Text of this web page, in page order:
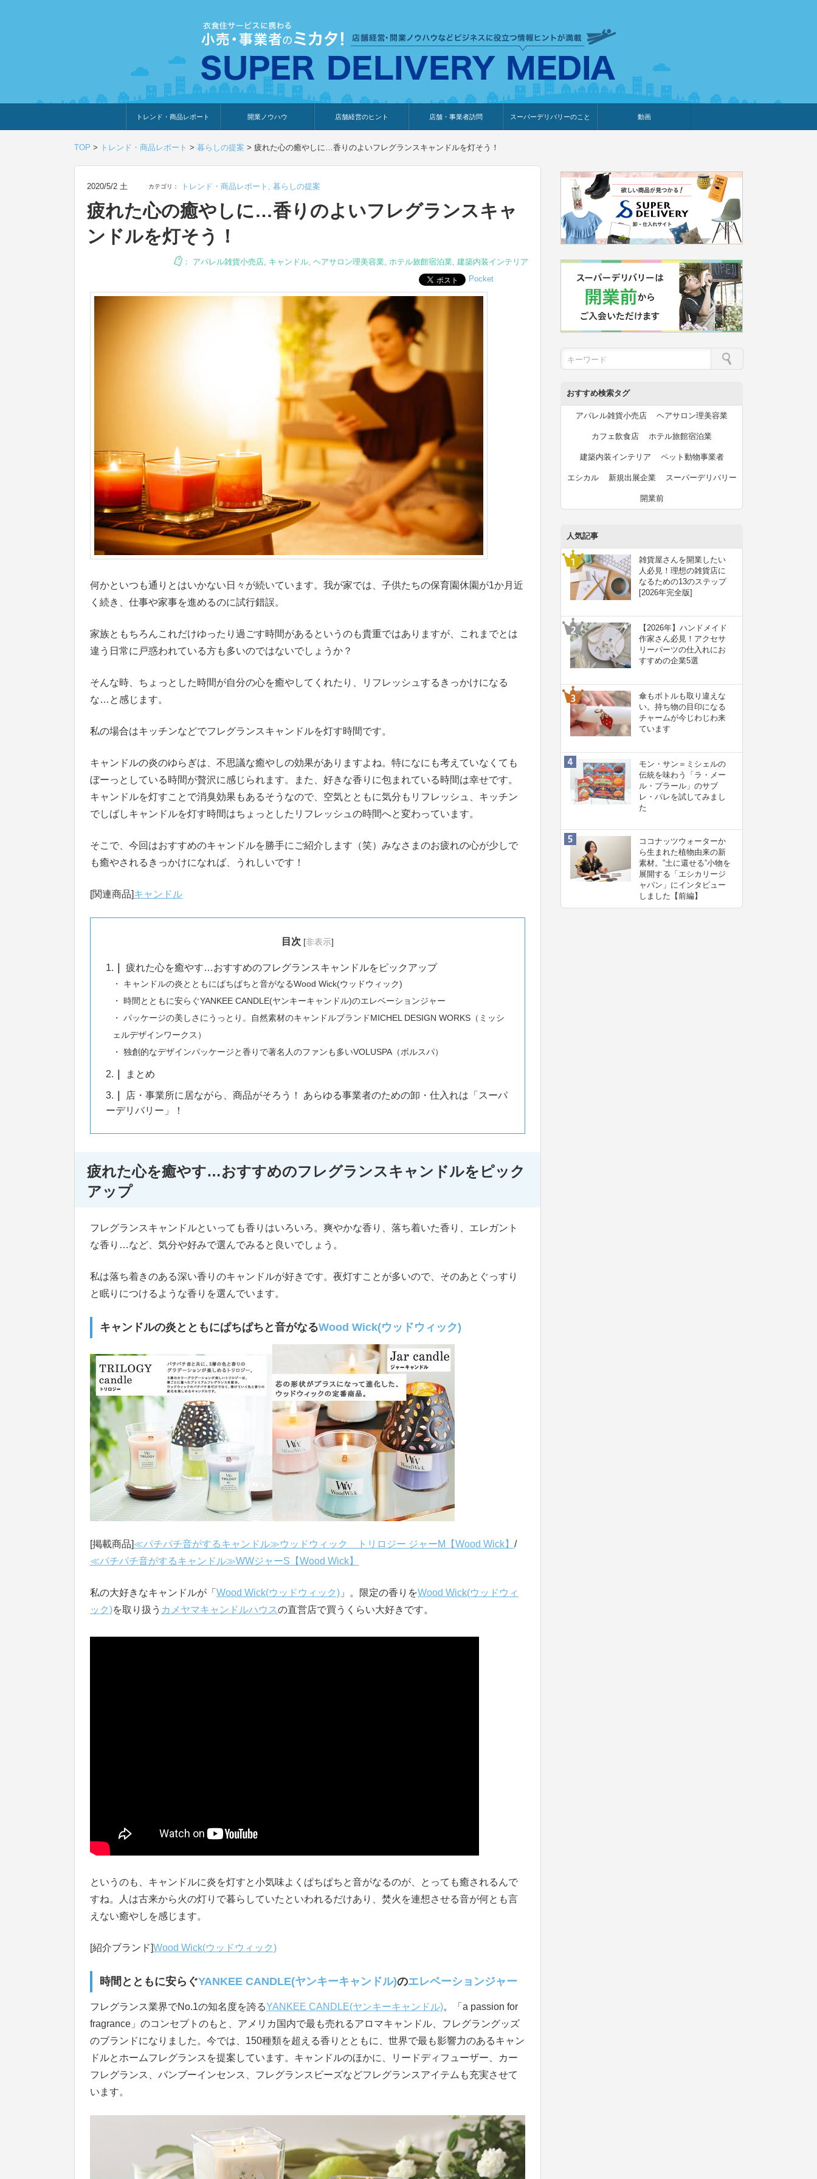
トレンド・商品レポート
トレンド・特集
人気ランキング
出展企業のおすすめ
商品体験・レビュー
暮らしの提案
開業ノウハウ
開業までの道のり
開業知識・情報
店舗経営のヒント
ウェブ集客・販売促進
仕入れ
展示会情報
接客・販売
知識情報
販促カレンダー
集客・販売促進
店舗・事業者訪問
アパレル店
カフェ・飲食店
ペットサロン
メーカー
他の業種
美容サロン
薬局
観光・ホテル旅館宿泊業
雑貨店
食料品店
スーパーデリバリーのこと 動画
TOP > トレンド・商品レポート > 暮らしの提案 > 疲れた心の癒やしに…香りのよいフレグランスキャンドルを灯そう！
2020/5/2 土 カテゴリ： トレンド・商品レポート , 暮らしの提案
疲れた心の癒やしに…香りのよいフレグランスキャ
ンドルを灯そう！
： アパレル雑貨小売店, キャンドル, ヘアサロン理美容業, ホテル旅館宿泊業, 建築内装インテリア
Pocket
何かといつも通りとはいかない日々が続いています。我が家では、子供たちの保育園休園が1か月近
く続き、仕事や家事を進めるのに試行錯誤。
家族ともちろんこれだけゆったり過ごす時間があるというのも貴重ではありますが、これまでとは
違う日常に戸惑われている方も多いのではないでしょうか？
そんな時、ちょっとした時間が自分の心を癒やしてくれたり、リフレッシュするきっかけになる
な…と感じます。
私の場合はキッチンなどでフレグランスキャンドルを灯す時間です。
キャンドルの炎のゆらぎは、不思議な癒やしの効果がありますよね。特になにも考えていなくても
ぼーっとしている時間が贅沢に感じられます。また、好きな香りに包まれている時間は幸せです。
キャンドルを灯すことで消臭効果もあるそうなので、空気とともに気分もリフレッシュ、キッチン
でしばしキャンドルを灯す時間はちょっとしたリフレッシュの時間へと変わっています。
そこで、今回はおすすめのキャンドルを勝手にご紹介します（笑）みなさまのお疲れの心が少しで
も癒やされるきっかけになれば、うれしいです！
[関連商品]キャンドル
目次 [非表示]
1. 疲れた心を癒やす…おすすめのフレグランスキャンドルをピックアップ
キャンドルの炎とともにぱちぱちと音がなるWood Wick(ウッドウィック)
時間とともに安らぐYANKEE CANDLE(ヤンキーキャンドル)のエレベーションジャー
パッケージの美しさにうっとり。自然素材のキャンドルブランドMICHEL DESIGN WORKS（ミッシ
ェルデザインワークス）
独創的なデザインパッケージと香りで著名人のファンも多いVOLUSPA（ボルスパ）
2. まとめ
3.
店・事業所に居ながら、商品がそろう！ あらゆる事業者のための卸・仕入れは「スーパ
ーデリバリー」！
疲れた心を癒やす…おすすめのフレグランスキャンドルをピック
アップ
フレグランスキャンドルといっても香りはいろいろ。爽やかな香り、落ち着いた香り、エレガント
な香り…など、気分や好みで選んでみると良いでしょう。
私は落ち着きのある深い香りのキャンドルが好きです。夜灯すことが多いので、そのあとぐっすり
と眠りにつけるような香りを選んでいます。
キャンドルの炎とともにぱちぱちと音がなるWood Wick(ウッドウィック)
[掲載商品]≪パチパチ音がするキャンドル≫ウッドウィック トリロジー ジャーM【Wood Wick】 /
≪パチパチ音がするキャンドル≫WWジャーS【Wood Wick】
私の大好きなキャンドルが「 Wood Wick(ウッドウィック) 」。限定の香りをWood Wick(ウッドウィ
ック)を取り扱う カメヤマキャンドルハウスの直営店で買うくらい大好きです。
というのも、キャンドルに炎を灯すと小気味よくぱちぱちと音がなるのが、とっても癒されるんで
すね。人は古来から火の灯りで暮らしていたといわれるだけあり、焚火を連想させる音が何とも言
えない癒やしを感じます。
[紹介ブランド]Wood Wick(ウッドウィック)
時間とともに安らぐYANKEE CANDLE(ヤンキーキャンドル)のエレベーションジャー
フレグランス業界でNo.1の知名度を誇るYANKEE CANDLE(ヤンキーキャンドル)。「a passion for
fragrance」のコンセプトのもと、アメリカ国内で最も売れるアロマキャンドル、フレグラングッズ
のブランドになりました。今では、150種類を超える香りとともに、世界で最も影響力のあるキャン
ドルとホームフレグランスを提案しています。キャンドルのほかに、リードディフューザー、カー
フレグランス、バンブーインセンス、フレグランスビーズなどフレグランスアイテムも充実させて
います。
おすすめ検索タグ
アパレル雑貨小売店 ヘアサロン理美容業
カフェ飲食店 ホテル旅館宿泊業
建築内装インテリア ペット動物事業者
エシカル 新規出展企業 スーパーデリバリー
開業前
人気記事
雑貨屋さんを開業したい
人必見！理想の雑貨店に
なるための13のステップ
[2026年完全版]
【2026年】ハンドメイド
作家さん必見！アクセサ
リーパーツの仕入れにお
すすめの企業5選
傘もボトルも取り違えな
い。持ち物の目印になる
チャームが今じわじわ来
ています
モン・サン＝ミシェルの
伝統を味わう「ラ・メー
ル・プラール」のサブ
レ・パレを試してみまし
た
ココナッツウォーターか
ら生まれた植物由来の新
素材。”⼟に還せる”小物を
展開する「エシカリージ
ャパン」にインタビュー
しました【前編】